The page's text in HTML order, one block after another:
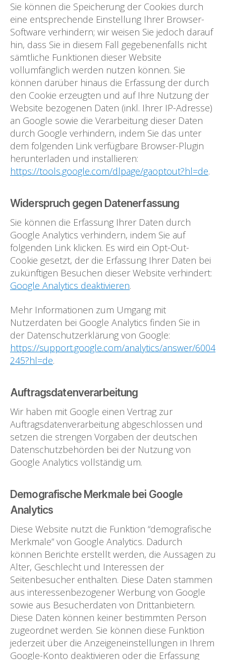
Sie können die Speicherung der Cookies durch
eine entsprechende Einstellung Ihrer Browser-
Software verhindern; wir weisen Sie jedoch darauf
hin, dass Sie in diesem Fall gegebenenfalls nicht
sämtliche Funktionen dieser Website
vollumfänglich werden nutzen können. Sie
können darüber hinaus die Erfassung der durch
den Cookie erzeugten und auf Ihre Nutzung der
Website bezogenen Daten (inkl. Ihrer IP-Adresse)
an Google sowie die Verarbeitung dieser Daten
durch Google verhindern, indem Sie das unter
dem folgenden Link verfügbare Browser-Plugin
herunterladen und installieren:
https://tools.google.com/dlpage/gaoptout?hl=de.
Widerspruch gegen Datenerfassung
Sie können die Erfassung Ihrer Daten durch
Google Analytics verhindern, indem Sie auf
folgenden Link klicken. Es wird ein Opt-Out-
Cookie gesetzt, der die Erfassung Ihrer Daten bei
zukünftigen Besuchen dieser Website verhindert:
Google Analytics deaktivieren.
Mehr Informationen zum Umgang mit
Nutzerdaten bei Google Analytics finden Sie in
der Datenschutzerklärung von Google:
https://support.google.com/analytics/answer/6004
245?hl=de.
Auftragsdatenverarbeitung
Wir haben mit Google einen Vertrag zur
Auftragsdatenverarbeitung abgeschlossen und
setzen die strengen Vorgaben der deutschen
Datenschutzbehörden bei der Nutzung von
Google Analytics vollständig um.
Demografische Merkmale bei Google
Analytics
Diese Website nutzt die Funktion “demografische
Merkmale” von Google Analytics. Dadurch
können Berichte erstellt werden, die Aussagen zu
Alter, Geschlecht und Interessen der
Seitenbesucher enthalten. Diese Daten stammen
aus interessenbezogener Werbung von Google
sowie aus Besucherdaten von Drittanbietern.
Diese Daten können keiner bestimmten Person
zugeordnet werden. Sie können diese Funktion
jederzeit über die Anzeigeneinstellungen in Ihrem
Google-Konto deaktivieren oder die Erfassung